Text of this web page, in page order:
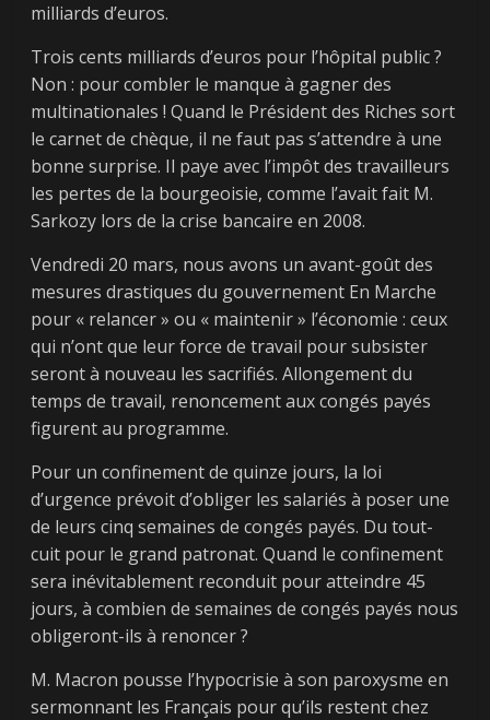
milliards d’euros.
Trois cents milliards d’euros pour l’hôpital public ?
Non : pour combler le manque à gagner des
multinationales ! Quand le Président des Riches sort
le carnet de chèque, il ne faut pas s’attendre à une
bonne surprise. Il paye avec l’impôt des travailleurs
les pertes de la bourgeoisie, comme l’avait fait M.
Sarkozy lors de la crise bancaire en 2008.
Vendredi 20 mars, nous avons un avant-goût des
mesures drastiques du gouvernement En Marche
pour « relancer » ou « maintenir » l’économie : ceux
qui n’ont que leur force de travail pour subsister
seront à nouveau les sacrifiés. Allongement du
temps de travail, renoncement aux congés payés
figurent au programme.
Pour un confinement de quinze jours, la loi
d’urgence prévoit d’obliger les salariés à poser une
de leurs cinq semaines de congés payés. Du tout-
cuit pour le grand patronat. Quand le confinement
sera inévitablement reconduit pour atteindre 45
jours, à combien de semaines de congés payés nous
obligeront-ils à renoncer ?
M. Macron pousse l’hypocrisie à son paroxysme en
sermonnant les Français pour qu’ils restent chez